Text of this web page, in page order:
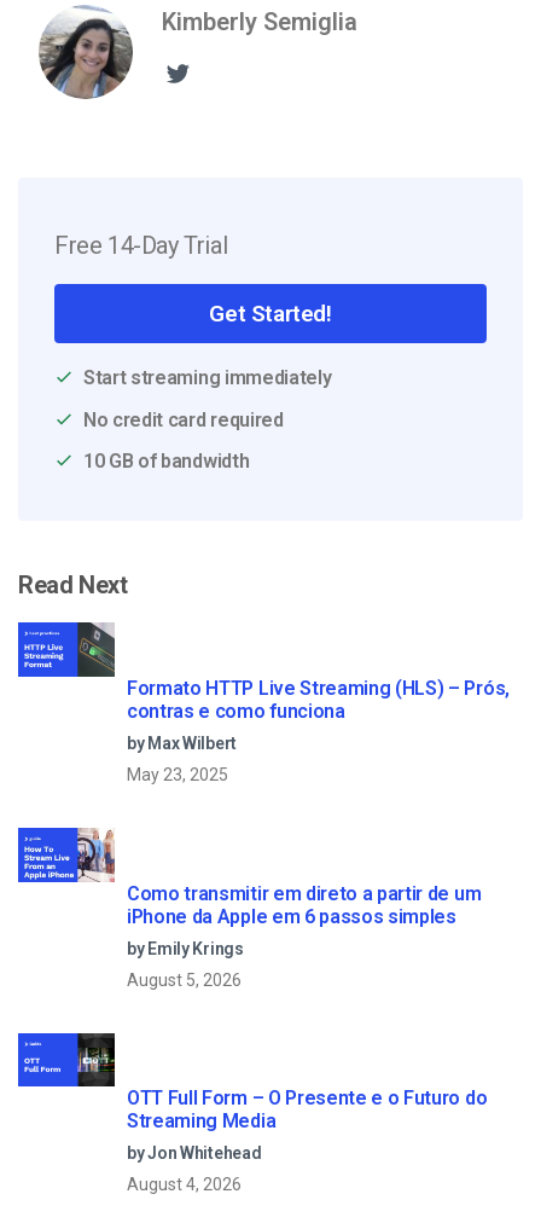
Kimberly Semiglia
Free 14-Day Trial
Get Started!
Start streaming immediately
No credit card required
10 GB of bandwidth
Read Next
Formato HTTP Live Streaming (HLS) – Prós,
contras e como funciona
by Max Wilbert
May 23, 2025
Como transmitir em direto a partir de um
iPhone da Apple em 6 passos simples
by Emily Krings
August 5, 2026
OTT Full Form – O Presente e o Futuro do
Streaming Media
by Jon Whitehead
August 4, 2026